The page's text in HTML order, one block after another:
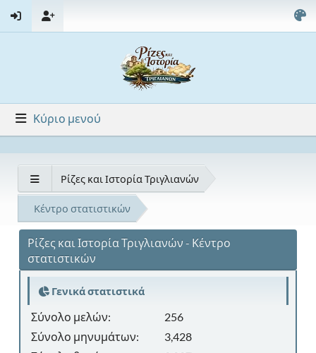
Κύριο μενού
Ρίζες και Ιστορία Τριγλιανών
Κέντρο στατιστικών
Ρίζες και Ιστορία Τριγλιανών - Κέντρο
στατιστικών
Γενικά στατιστικά
Σύνολο μελών:
256
Σύνολο μηνυμάτων:
3,428